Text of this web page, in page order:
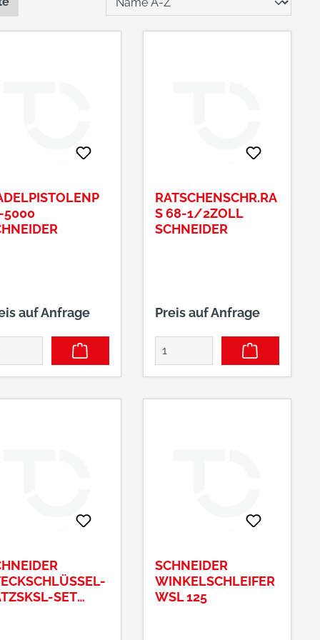
5000
auf Anfrage
RATSCHENSCHR.RA
S 68-1/2ZOLL
SCHNEIDER
Preis auf Anfrage
SET
SCHNEIDER
WINKELSCHLEIFER
WSL 125